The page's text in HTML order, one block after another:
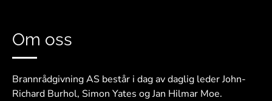
Om oss
Brannrådgivning AS består i dag av daglig leder John-
Richard Burhol, Simon Yates og Jan Hilmar Moe.